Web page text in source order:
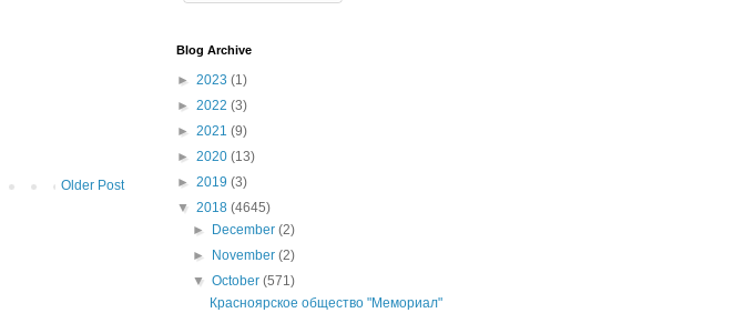
Older Post
Blog Archive
► 2023 (1)
► 2022 (3)
► 2021 (9)
► 2020 (13)
► 2019 (3)
▼ 2018 (4645)
►
December(2)
►
November(2)
▼October(571)
Красноярское общество "Мемориал"